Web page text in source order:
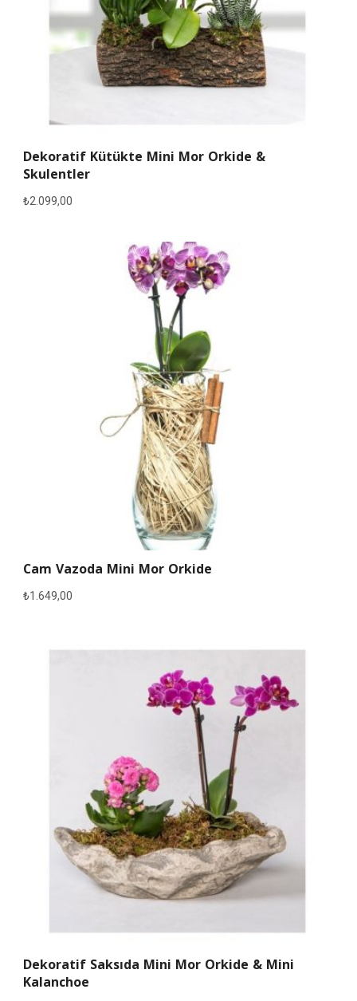
Dekoratif Kütükte Mini Mor Orkide &
Skulentler
₺2.099,00
Cam Vazoda Mini Mor Orkide
₺1.649,00
Dekoratif Saksıda Mini Mor Orkide & Mini
Kalanchoe